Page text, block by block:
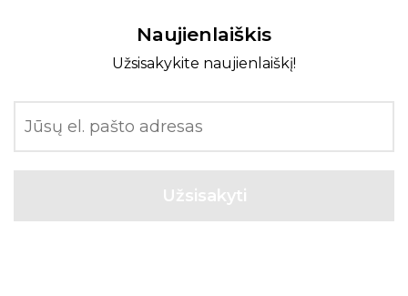
Naujienlaiškis
Užsisakykite naujienlaiškį!